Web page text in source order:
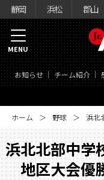
静岡 浜松 郡山
お知らせ チーム紹介
MENU
ホーム 野球 浜北
浜北北部中学
地区大会優